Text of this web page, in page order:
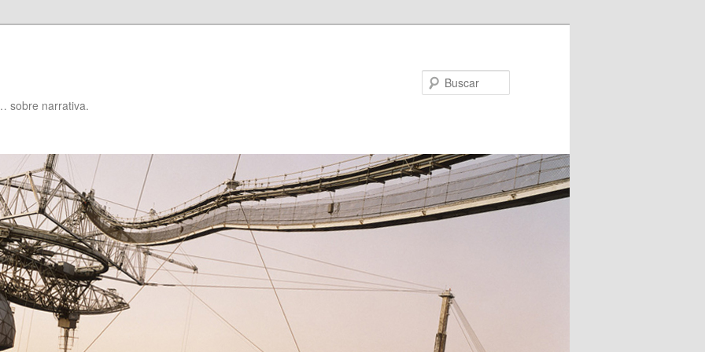
sobre narrativa.